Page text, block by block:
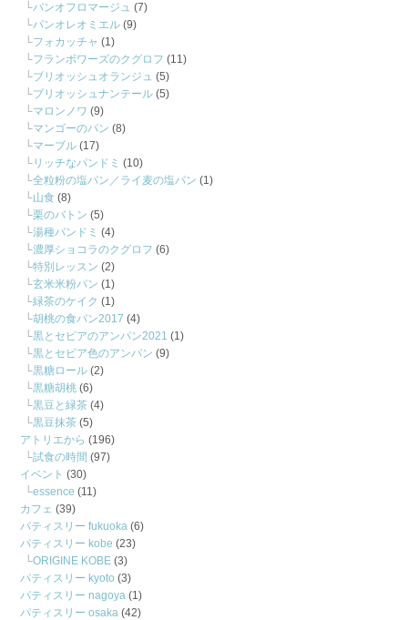
パンオフロマージュ (7)
パンオレオミエル (9)
フォカッチャ (1)
フランボワーズのクグロフ (11)
ブリオッシュオランジュ (5)
ブリオッシュナンテール (5)
マロンノワ (9)
マンゴーのパン (8)
マーブル (17)
リッチなパンドミ (10)
全粒粉の塩パン／ライ麦の塩パン (1)
山食 (8)
栗のバトン (5)
湯種パンドミ (4)
濃厚ショコラのクグロフ (6)
特別レッスン (2)
玄米米粉パン (1)
緑茶のケイク (1)
胡桃の食パン2017 (4)
黒とセピアのアンパン2021 (1)
黒とセピア色のアンパン (9)
黒糖ロール (2)
黒糖胡桃 (6)
黒豆と緑茶 (4)
黒豆抹茶 (5)
アトリエから (196)
試食の時間 (97)
イベント (30)
essence (11)
カフェ (39)
パティスリー fukuoka (6)
パティスリー kobe (23)
ORIGINE KOBE (3)
パティスリー kyoto (3)
パティスリー nagoya (1)
パティスリー osaka (42)